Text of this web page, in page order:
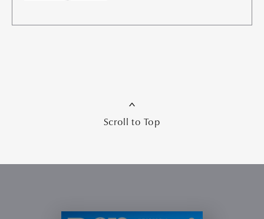
Scroll to Top